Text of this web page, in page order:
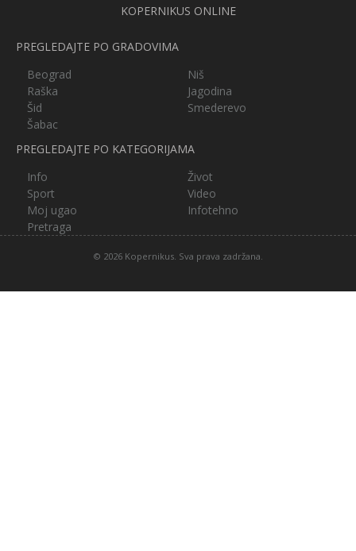
KOPERNIKUS ONLINE
PREGLEDAJTE PO GRADOVIMA
Beograd
Niš
Raška
Jagodina
Šid
Smederevo
Šabac
PREGLEDAJTE PO KATEGORIJAMA
Info
Život
Sport
Video
Moj ugao
Infotehno
Pretraga
© 2026 Kopernikus. Sva prava zadržana.